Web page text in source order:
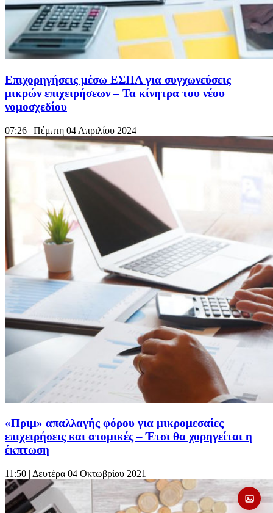
Επιχορηγήσεις μέσω ΕΣΠΑ για συγχωνεύσεις
μικρών επιχειρήσεων – Τα κίνητρα του νέου
νομοσχεδίου
07:26 | Πέμπτη 04 Απριλίου 2024
«Πριμ» απαλλαγής φόρου για μικρομεσαίες
επιχειρήσεις και ατομικές – Έτσι θα χορηγείται η
έκπτωση
11:50 | Δευτέρα 04 Οκτωβρίου 2021